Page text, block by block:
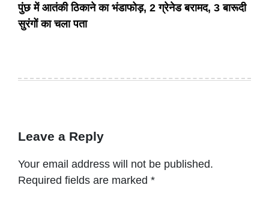
पुंछ में आतंकी ठिकाने का भंडाफोड़, 2 ग्रेनेड बरामद, 3 बारूदी
सुरंगों का चला पता
Leave a Reply
Your email address will not be published.
Required fields are marked *